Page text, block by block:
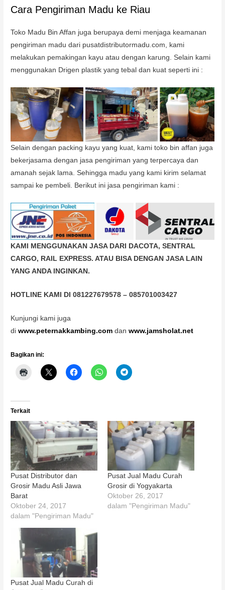
Cara Pengiriman Madu ke Riau
Toko Madu Bin Affan juga berupaya demi menjaga keamanan
pengiriman madu dari pusatdistributormadu.com, kami
melakukan pemakingan kayu atau dengan karung. Selain kami
menggunakan Drigen plastik yang tebal dan kuat seperti ini :
Selain dengan packing kayu yang kuat, kami toko bin affan juga
bekerjasama dengan jasa pengiriman yang terpercaya dan
amanah sejak lama. Sehingga madu yang kami kirim selamat
sampai ke pembeli. Berikut ini jasa pengiriman kami :
KAMI MENGGUNAKAN JASA DARI DACOTA, SENTRAL
CARGO, RAIL EXPRESS. ATAU BISA DENGAN JASA LAIN
YANG ANDA INGINKAN.
HOTLINE KAMI DI 081227679578 – 085701003427
Kunjungi kami juga
diwww.peternakkambing.com danwww.jamsholat.net
Bagikan ini:
Terkait
Pusat Distributor dan
Grosir Madu Asli Jawa
Barat
Oktober 24, 2017
dalam "Pengiriman Madu"
Pusat Jual Madu Curah
Grosir di Yogyakarta
Oktober 26, 2017
dalam "Pengiriman Madu"
Pusat Jual Madu Curah di